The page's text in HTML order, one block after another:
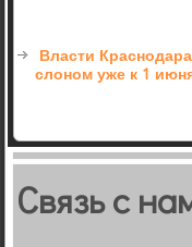
Власти
слоном уже к 1
Связь с